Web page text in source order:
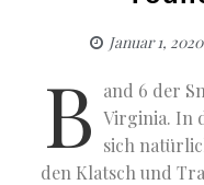
Januar 1, 2020
B and 6 der
Virginia. In
sich
den Klatsch und